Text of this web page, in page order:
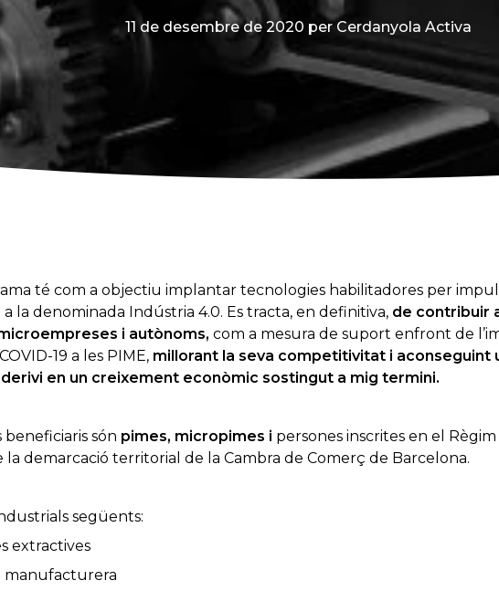
11 de desembre de 2020 per Cerdanyola Activa
té com a objectiu implantar tecnologies habilitadores per
la denominada Indústria 4.0. Es tracta, en definitiva, de contribuir
i autònoms, com a mesura de suport enfront de
19 a les PIME, millorant la seva competitivitat i aconseguint
en un creixement econòmic sostingut a mig termini.
beneficiaris són pimes, micropimes i persones inscrites en el
la demarcació territorial de la Cambra de Comerç de Barcelona.
següents: